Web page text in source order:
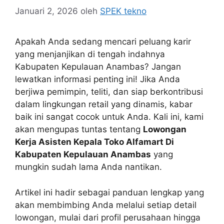
Januari 2, 2026 oleh SPEK tekno
Apakah Anda sedang mencari peluang karir
yang menjanjikan di tengah indahnya
Kabupaten Kepulauan Anambas? Jangan
lewatkan informasi penting ini! Jika Anda
berjiwa pemimpin, teliti, dan siap berkontribusi
dalam lingkungan retail yang dinamis, kabar
baik ini sangat cocok untuk Anda. Kali ini, kami
akan mengupas tuntas tentang Lowongan
Kerja Asisten Kepala Toko Alfamart Di
Kabupaten Kepulauan Anambas yang
mungkin sudah lama Anda nantikan.
Artikel ini hadir sebagai panduan lengkap yang
akan membimbing Anda melalui setiap detail
lowongan, mulai dari profil perusahaan hingga